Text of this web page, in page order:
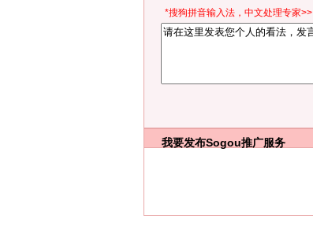
*搜狗拼音输入法，中文处理专家>>
我要发布Sogou推广服务